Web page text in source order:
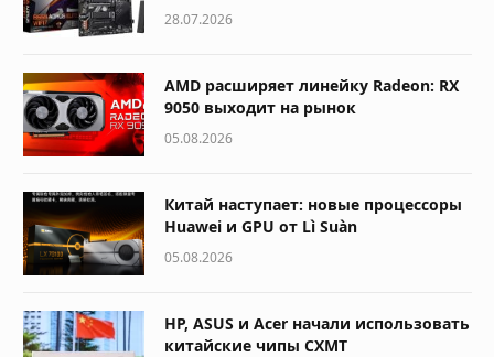
28.07.2026
AMD расширяет линейку Radeon: RX
9050 выходит на рынок
05.08.2026
Китай наступает: новые процессоры
Huawei и GPU от Lì Suàn
05.08.2026
HP, ASUS и Acer начали использовать
китайские чипы CXMT